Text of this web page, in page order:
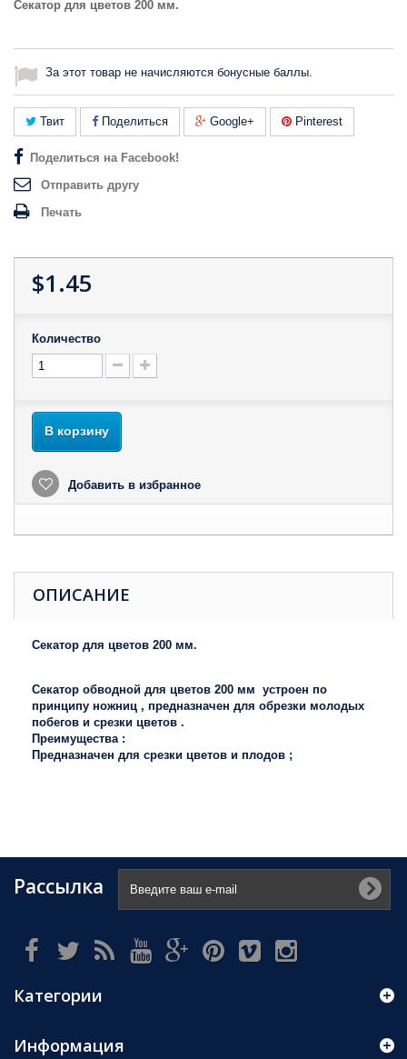
Секатор для цветов 200 мм.
За этот товар не начисляются бонусные баллы.
Твит Поделиться Google+ Pinterest
Поделиться на Facebook!
Отправить другу
Печать
$1.45
Количество
В корзину
Добавить в избранное
ОПИСАНИЕ
Секатор для цветов 200 мм.
Секатор обводной для цветов 200 мм устроен по
принципу ножниц , предназначен для обрезки молодых
побегов и срезки цветов .
Преимущества :
Предназначен для срезки цветов и плодов ;
Рассылка
Категории
Информация